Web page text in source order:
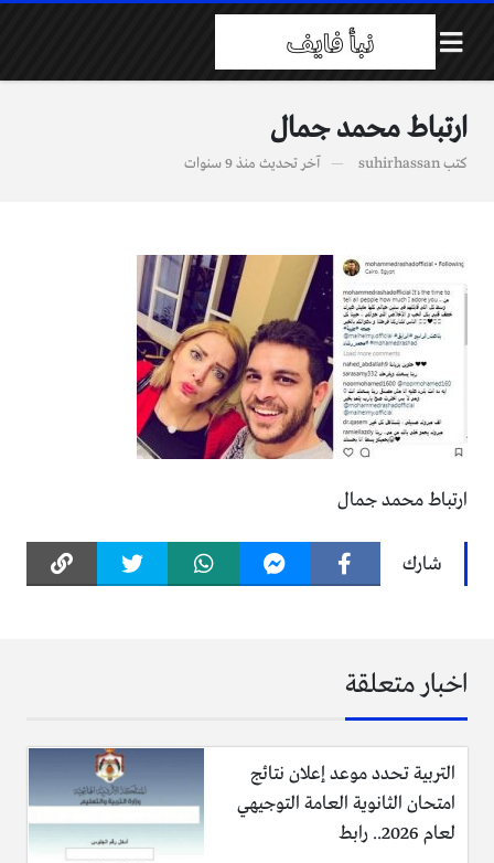
ارتباط محمد جمال
كتبsuhirhassan آخر تحديث منذ 9 سنوات
ارتباط محمد جمال
شارك
اخبار متعلقة
التربية تحدد موعد إعلان نتائج
امتحان الثانوية العامة التوجيهي
لعام 2026.. رابط